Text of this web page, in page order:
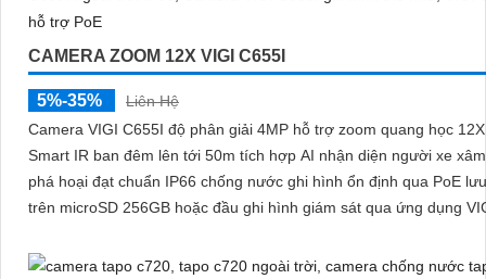
CAMERA ZOOM 12X VIGI C655I
5%-35%
Liên Hệ
Camera VIGI C655I độ phân giải 4MP hỗ trợ zoom quang học
Smart IR ban đêm lên tới 50m tích hợp AI nhận diện người xe
phá hoại đạt chuẩn IP66 chống nước ghi hình ổn định qua PoE
trên microSD 256GB hoặc đầu ghi hình giám sát qua ứng dụng